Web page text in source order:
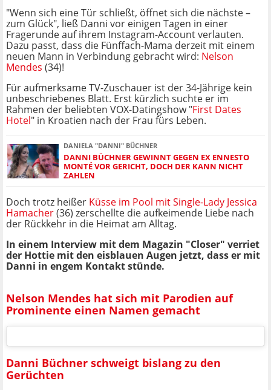
"Wenn sich eine Tür schließt, öffnet sich die nächste –
zum Glück", ließ Danni vor einigen Tagen in einer
Fragerunde auf ihrem Instagram-Account verlauten.
Dazu passt, dass die Fünffach-Mama derzeit mit einem
neuen Mann in Verbindung gebracht wird: Nelson
Mendes (34)!
Für aufmerksame TV-Zuschauer ist der 34-Jährige kein
unbeschriebenes Blatt. Erst kürzlich suchte er im
Rahmen der beliebten VOX-Datingshow "First Dates
Hotel" in Kroatien nach der Frau fürs Leben.
DANIELA "DANNI" BÜCHNER
DANNI BÜCHNER GEWINNT GEGEN EX ENNESTO
MONTÉ VOR GERICHT, DOCH DER KANN NICHT
ZAHLEN
Doch trotz heißer Küsse im Pool mit Single-Lady Jessica
Hamacher(36) zerschellte die aufkeimende Liebe nach
der Rückkehr in die Heimat am Alltag.
In einem Interview mit dem Magazin "Closer" verriet
der Hottie mit den eisblauen Augen jetzt, dass er mit
Danni in engem Kontakt stünde.
Nelson Mendes hat sich mit Parodien auf
Prominente einen Namen gemacht
Danni Büchner schweigt bislang zu den
Gerüchten